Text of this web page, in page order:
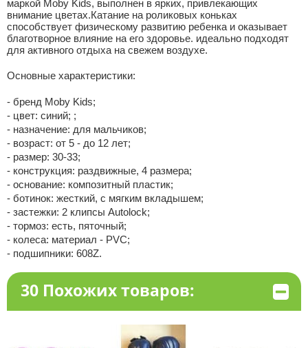
маркой Moby Kids, выполнен в ярких, привлекающих
внимание цветах.Катание на роликовых коньках
способствует физическому развитию ребенка и оказывает
благотворное влияние на его здоровье. идеально подходят
для активного отдыха на свежем воздухе.
Основные характеристики:
- бренд Moby Kids;
- цвет: синий; ;
- назначение: для мальчиков;
- возраст: от 5 - до 12 лет;
- размер: 30-33;
- конструкция: раздвижные, 4 размера;
- основание: композитный пластик;
- ботинок: жесткий, с мягким вкладышем;
- застежки: 2 клипсы Autolock;
- тормоз: есть, пяточный;
- колеса: материал - PVC;
- подшипники: 608Z.
30 Похожих товаров: